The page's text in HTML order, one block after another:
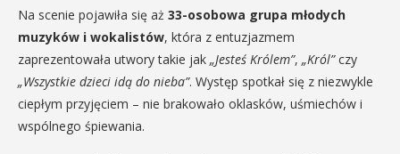
Na scenie pojawiła się aż 33-osobowa grupa młodych
muzyków i wokalistów, która z entuzjazmem
zaprezentowała utwory takie jak „Jesteś Królem”, „Król”czy
„Wszystkie dzieci idą do nieba”. Występ spotkał się z niezwykle
ciepłym przyjęciem – nie brakowało oklasków, uśmiechów i
wspólnego śpiewania.